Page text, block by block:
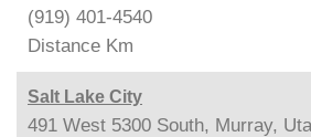
(919) 401-4540
Distance Km
Salt Lake City
491 West 5300 South, Murray,